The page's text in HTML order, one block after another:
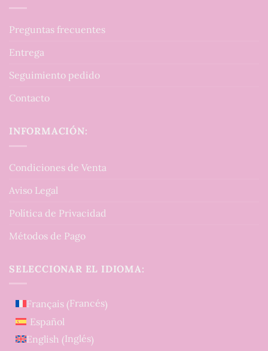
Preguntas frecuentes
Entrega
Seguimiento pedido
Contacto
INFORMACIÓN:
Condiciones de Venta
Aviso Legal
Política de Privacidad
Métodos de Pago
SELECCIONAR EL IDIOMA:
Français (Francés)
Español
English (Inglés)